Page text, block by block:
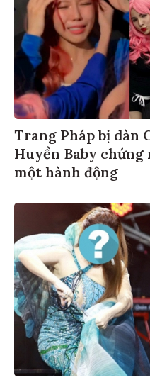
Trang Pháp bị dàn
Huyền Baby chứng
một hành động